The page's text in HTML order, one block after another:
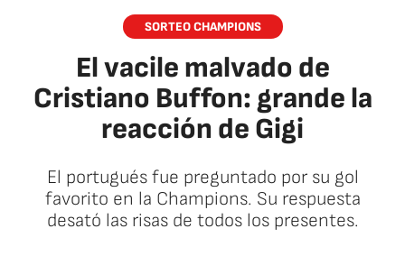
SORTEO CHAMPIONS
El vacile malvado de
Cristiano Buffon: grande la
reacción de Gigi
El portugués fue preguntado por su gol
favorito en la Champions. Su respuesta
desató las risas de todos los presentes.